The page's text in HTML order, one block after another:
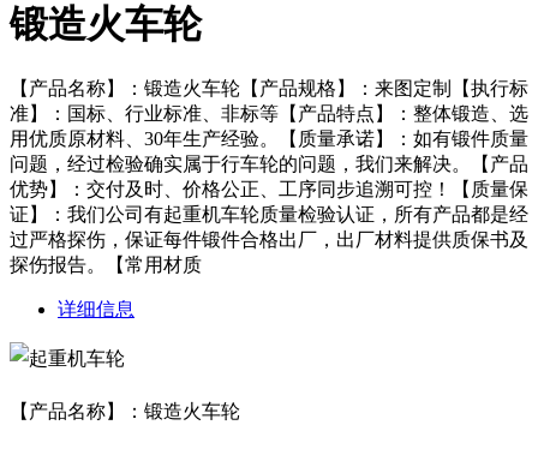
锻造火车轮
【产品名称】：锻造火车轮【产品规格】：来图定制【执行标
准】：国标、行业标准、非标等【产品特点】：整体锻造、选
用优质原材料、30年生产经验。【质量承诺】：如有锻件质量
问题，经过检验确实属于行车轮的问题，我们来解决。【产品
优势】：交付及时、价格公正、工序同步追溯可控！【质量保
证】：我们公司有起重机车轮质量检验认证，所有产品都是经
过严格探伤，保证每件锻件合格出厂，出厂材料提供质保书及
探伤报告。【常用材质
详细信息
【产品名称】： 锻造火车轮